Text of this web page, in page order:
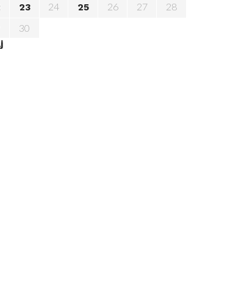
23 24 25 26 27
28
30